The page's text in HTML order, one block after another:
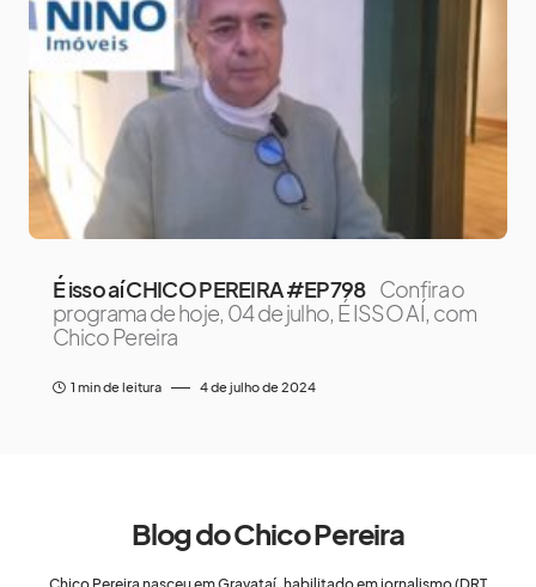
É isso aí CHICO PEREIRA #EP798 Confira o
programa de hoje, 04 de julho, É ISSO AÍ, com
Chico Pereira
1 min de leitura 4 de julho de 2024
Blog do Chico Pereira